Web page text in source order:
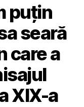
puțin
seară
care a
XIX-a